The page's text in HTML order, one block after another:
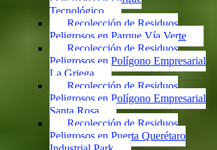
Tecnológico
Recolección de Residuos
Peligrosos en Parque Vía Verte
Recolección de Residuos
Peligrosos en Polígono Empresarial
La Griega
Recolección de Residuos
Peligrosos en Polígono Empresarial
Santa Rosa
Recolección de Residuos
Peligrosos en Puerta Querétaro